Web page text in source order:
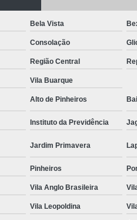
Bela Vista
Consolação
Região Central
Vila Buarque
Alto de Pinheiros
Instituto da Previdência
Jardim Primavera
Pinheiros
Vila Anglo Brasileira
Vila Leopoldina